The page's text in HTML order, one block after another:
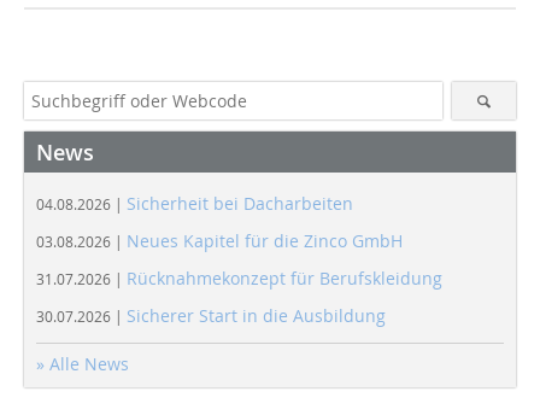
News
04.08.2026 | Sicherheit bei Dacharbeiten
03.08.2026 | Neues Kapitel für die Zinco GmbH
31.07.2026 | Rücknahmekonzept für Berufskleidung
30.07.2026 | Sicherer Start in die Ausbildung
» Alle News